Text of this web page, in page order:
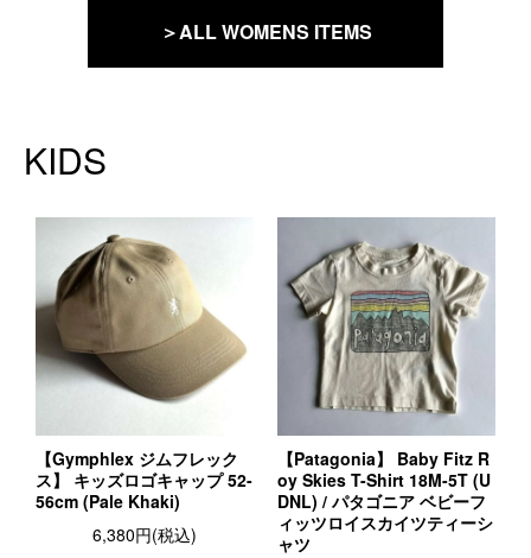
＞ALL WOMENS ITEMS
KIDS
【Gymphlex ジムフレック
ス】 キッズロゴキャップ 52-
56cm (Pale Khaki)
6,380円(税込)
【Patagonia】 Baby Fitz R
oy Skies T-Shirt 18M-5T (U
DNL) / パタゴニア ベビーフ
ィッツロイスカイツティーシ
ャツ